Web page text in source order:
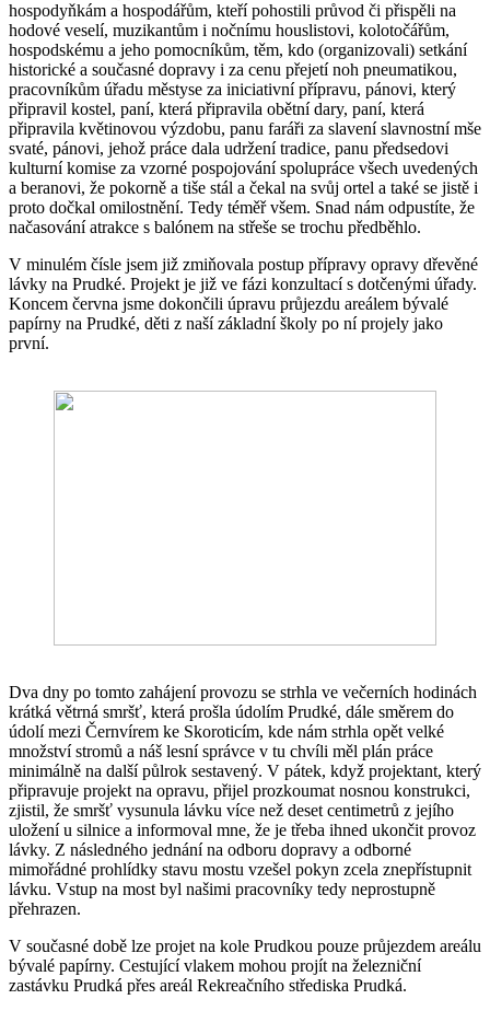
hospodyňkám a hospodářům, kteří pohostili průvod či přispěli na
hodové veselí, muzikantům i nočnímu houslistovi, kolotočářům,
hospodskému a jeho pomocníkům, těm, kdo (organizovali) setkání
historické a současné dopravy i za cenu přejetí noh pneumatikou,
pracovníkům úřadu městyse za iniciativní přípravu, pánovi, který
připravil kostel, paní, která připravila obětní dary, paní, která
připravila květinovou výzdobu, panu faráři za slavení slavnostní mše
svaté, pánovi, jehož práce dala udržení tradice, panu předsedovi
kulturní komise za vzorné pospojování spolupráce všech uvedených
a beranovi, že pokorně a tiše stál a čekal na svůj ortel a také se jistě i
proto dočkal omilostnění. Tedy téměř všem. Snad nám odpustíte, že
načasování atrakce s balónem na střeše se trochu předběhlo.
V minulém čísle jsem již zmiňovala postup přípravy opravy dřevěné
lávky na Prudké. Projekt je již ve fázi konzultací s dotčenými úřady.
Koncem června jsme dokončili úpravu průjezdu areálem bývalé
papírny na Prudké, děti z naší základní školy po ní projely jako
první.
Dva dny po tomto zahájení provozu se strhla ve večerních hodinách
krátká větrná smršť, která prošla údolím Prudké, dále směrem do
údolí mezi Černvírem ke Skoroticím, kde nám strhla opět velké
množství stromů a náš lesní správce v tu chvíli měl plán práce
minimálně na další půlrok sestavený. V pátek, když projektant, který
připravuje projekt na opravu, přijel prozkoumat nosnou konstrukci,
zjistil, že smršť vysunula lávku více než deset centimetrů z jejího
uložení u silnice a informoval mne, že je třeba ihned ukončit provoz
lávky. Z následného jednání na odboru dopravy a odborné
mimořádné prohlídky stavu mostu vzešel pokyn zcela znepřístupnit
lávku. Vstup na most byl našimi pracovníky tedy neprostupně
přehrazen.
V současné době lze projet na kole Prudkou pouze průjezdem areálu
bývalé papírny. Cestující vlakem mohou projít na železniční
zastávku Prudká přes areál Rekreačního střediska Prudká.